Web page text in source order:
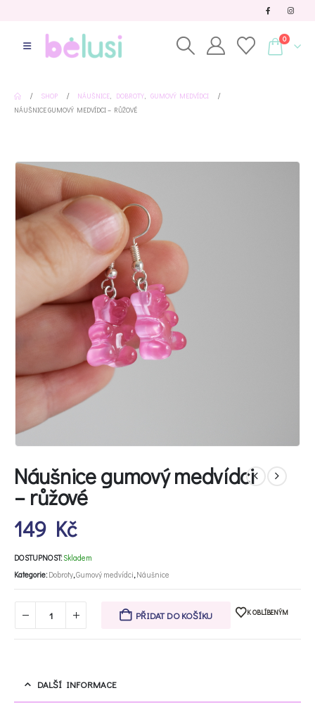
0
SHOP NÁUŠNICE, DOBROTY, GUMOVÝ MEDVÍDCI
NÁUŠNICE GUMOVÝ MEDVÍDCI – RŮŽOVÉ
Náušnice gumový medvídci
– růžové
149 Kč
DOSTUPNOST:Skladem
Kategorie: Dobroty,Gumový medvídci, Náušnice
PŘIDAT DO KOŠÍKU K OBLÍBENÝM
DALŠÍ INFORMACE